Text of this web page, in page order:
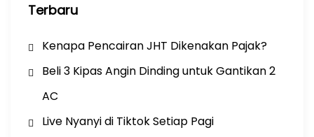
Terbaru
Kenapa Pencairan JHT Dikenakan Pajak?
Beli 3 Kipas Angin Dinding untuk Gantikan 2
AC
Live Nyanyi di Tiktok Setiap Pagi